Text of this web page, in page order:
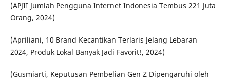
(APJII Jumlah Pengguna Internet Indonesia Tembus 221 Juta
Orang, 2024)
(Apriliani, 10 Brand Kecantikan Terlaris Jelang Lebaran
2024, Produk Lokal Banyak Jadi Favorit!, 2024)
(Gusmiarti, Keputusan Pembelian Gen Z Dipengaruhi oleh